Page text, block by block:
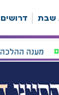
שבת דרושים
מענה ההלכה